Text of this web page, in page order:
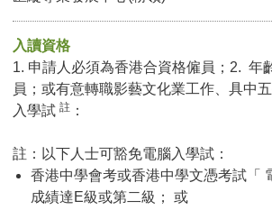
入讀資格
1. 申請人必須為香港合資格僱員；2.
員；或有意轉職影藝文化業工作、具中
入學試 註 ：
註：以下人士可豁免電腦入學試：
香港中學會考或香港中學文憑考試「
成績達E級或第二級； 或